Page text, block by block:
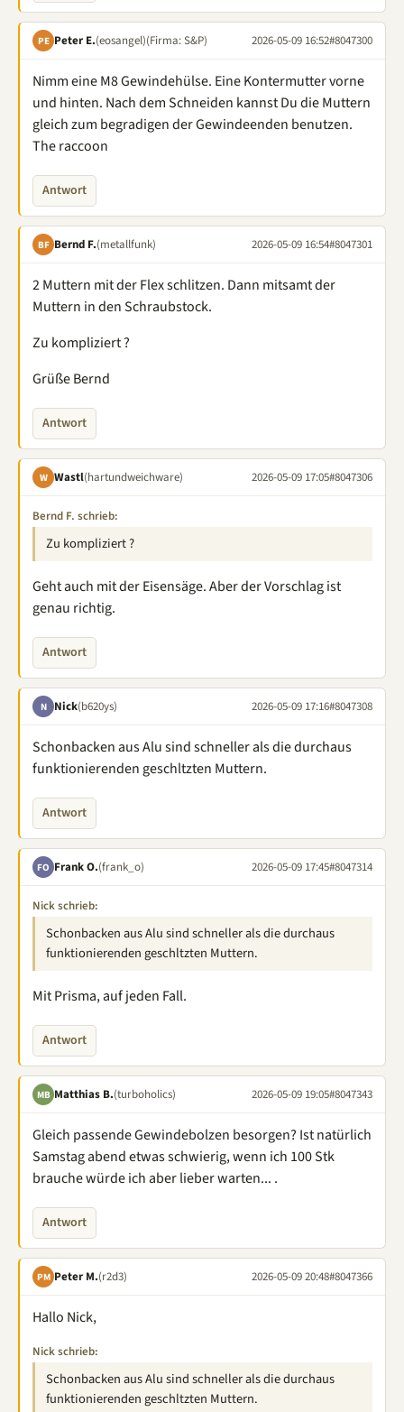
PE Peter E.(eosangel)(Firma: S&P) 2026-05-09 16:52#8047300
Nimm eine M8 Gewindehülse. Eine Kontermutter vorne
und hinten. Nach dem Schneiden kannst Du die Muttern
gleich zum begradigen der Gewindeenden benutzen.
The raccoon
Antwort
BF Bernd F.(metallfunk) 2026-05-09 16:54#8047301
2 Muttern mit der Flex schlitzen. Dann mitsamt der
Muttern in den Schraubstock.
Zu kompliziert ?
Grüße Bernd
Antwort
W Wastl(hartundweichware) 2026-05-09 17:05#8047306
Bernd F. schrieb:
Zu kompliziert ?
Geht auch mit der Eisensäge. Aber der Vorschlag ist
genau richtig.
Antwort
N Nick(b620ys) 2026-05-09 17:16#8047308
Schonbacken aus Alu sind schneller als die durchaus
funktionierenden geschltzten Muttern.
Antwort
FO Frank O.(frank_o) 2026-05-09 17:45#8047314
Nick schrieb:
Schonbacken aus Alu sind schneller als die durchaus
funktionierenden geschltzten Muttern.
Mit Prisma, auf jeden Fall.
Antwort
MB Matthias B.(turboholics) 2026-05-09 19:05#8047343
Gleich passende Gewindebolzen besorgen? Ist natürlich
Samstag abend etwas schwierig, wenn ich 100 Stk
brauche würde ich aber lieber warten... .
Antwort
PM Peter M.(r2d3) 2026-05-09 20:48#8047366
Hallo Nick,
Nick schrieb:
Schonbacken aus Alu sind schneller als die durchaus
funktionierenden geschltzten Muttern.